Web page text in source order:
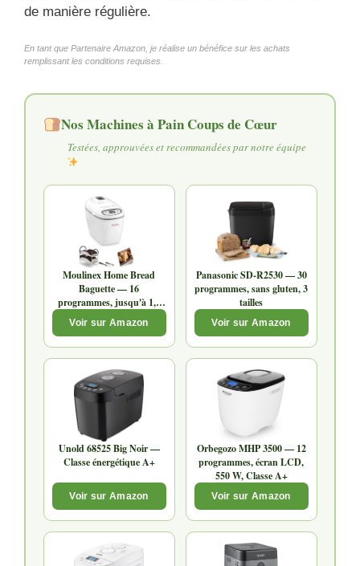
de manière régulière.
En tant que Partenaire Amazon, je réalise un bénéfice sur les achats
remplissant les conditions requises.
Nos Machines à Pain Coups de Cœur
Testées, approuvées et recommandées par notre équipe
Moulinex Home Bread
Baguette — 16
programmes, jusqu'à 1,5
kg
Voir sur Amazon
Panasonic SD-R2530 — 30
programmes, sans gluten, 3
tailles
Voir sur Amazon
Unold 68525 Big Noir —
Classe énergétique A+
Voir sur Amazon
Orbegozo MHP 3500 — 12
programmes, écran LCD,
550 W, Classe A+
Voir sur Amazon